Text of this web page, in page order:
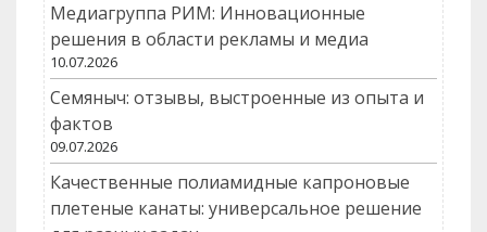
Медиагруппа РИМ: Инновационные
решения в области рекламы и медиа
10.07.2026
Семяныч: отзывы, выстроенные из опыта и
фактов
09.07.2026
Качественные полиамидные капроновые
плетеные канаты: универсальное решение